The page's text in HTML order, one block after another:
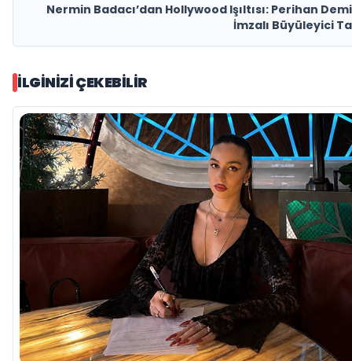
Nermin Badacı’dan Hollywood Işıltısı: Perihan
İmzalı Büyüleyici
İLGINIZI ÇEKEBILIR